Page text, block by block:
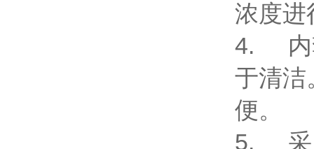
浓度进
4.
于清洁
便。
5.